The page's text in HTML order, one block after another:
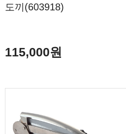
도끼(603918)
115,000원